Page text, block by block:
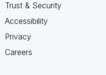
Trust & Security
Accessibility
Privacy
Careers